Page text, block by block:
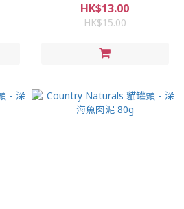
HK$13.00
HK$15.00